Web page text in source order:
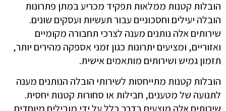
הובלות קטנות ממלאות תפקיד מכריע במתן פתרונות
הובלה יעילים וחסכוניים עבור תעשיות ועסקים שונים.
שירותים אלה נותנים מענה לצרכי תחבורה מקומיים
ואזוריים, ומציעים יתרונות כגון זמני אספקה ​​מהירים יותר,
תזמון גמיש ושירותים מותאמים אישית.
הובלות קטנות מתייחסות לשירותי הובלה הנותנים מענה
לתנועה של מטענים, חבילות או סחורות קטנות יחסית.